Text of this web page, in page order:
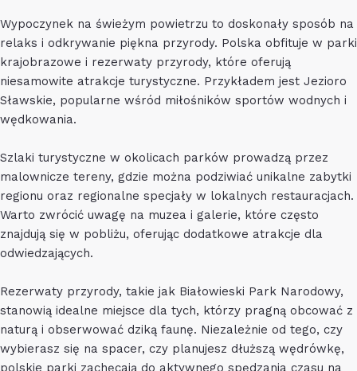
Wypoczynek na świeżym powietrzu to doskonały sposób na
relaks i odkrywanie piękna przyrody. Polska obfituje w parki
krajobrazowe i rezerwaty przyrody, które oferują
niesamowite atrakcje turystyczne. Przykładem jest Jezioro
Sławskie, popularne wśród miłośników sportów wodnych i
wędkowania.
Szlaki turystyczne w okolicach parków prowadzą przez
malownicze tereny, gdzie można podziwiać unikalne zabytki
regionu oraz regionalne specjały w lokalnych restauracjach.
Warto zwrócić uwagę na muzea i galerie, które często
znajdują się w pobliżu, oferując dodatkowe atrakcje dla
odwiedzających.
Rezerwaty przyrody, takie jak Białowieski Park Narodowy,
stanowią idealne miejsce dla tych, którzy pragną obcować z
naturą i obserwować dziką faunę. Niezależnie od tego, czy
wybierasz się na spacer, czy planujesz dłuższą wędrówkę,
polskie parki zachęcają do aktywnego spędzania czasu na